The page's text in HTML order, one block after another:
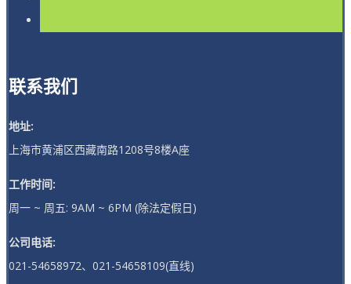
联系我们
地址:
上海市黄浦区西藏南路1208号8楼A座
工作时间:
周一 ~ 周五: 9AM ~ 6PM (除法定假日)
公司电话:
021-54658972、021-54658109(直线)